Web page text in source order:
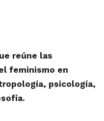
reúne las
feminismo en
psicología,